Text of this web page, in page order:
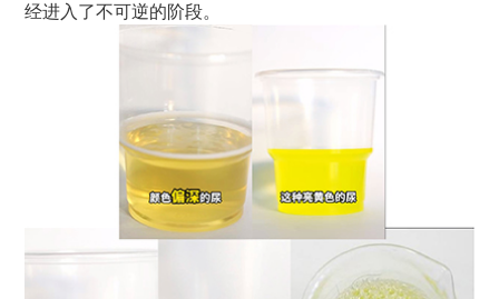
经进入了不可逆的阶段。